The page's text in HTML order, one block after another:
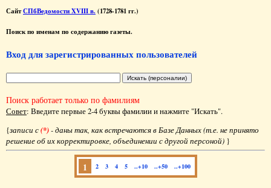
СайтСПбВедомости XVIII в. (1728-1781 гг.)
Поиск по именам по содержанию газеты.
Вход для зарегистрированных пользователей
Поиск работает только по фамилиям
Совет: Введите первые 2-4 буквы фамилии и нажмите "Искать".
{записи с(*)- даны так, как встречаются в Базе Данных (т.е. не принято
решение об их корректировке, объединении с другой персоной) }
1 2 3 4 5 ..+10 ..+50 ..+100